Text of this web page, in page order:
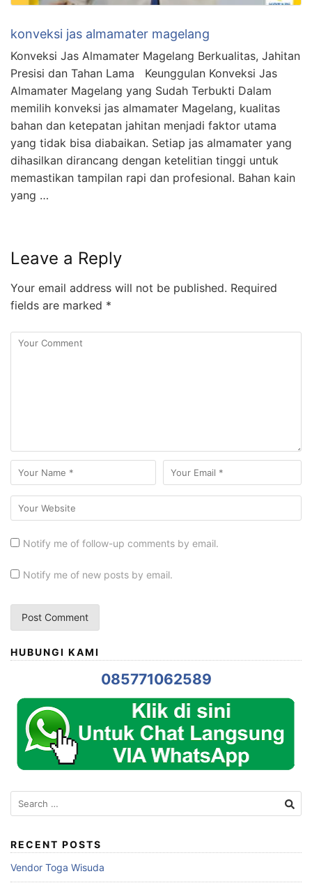
konveksi jas almamater magelang
Konveksi Jas Almamater Magelang Berkualitas, Jahitan
Presisi dan Tahan Lama Keunggulan Konveksi Jas
Almamater Magelang yang Sudah Terbukti Dalam
memilih konveksi jas almamater Magelang, kualitas
bahan dan ketepatan jahitan menjadi faktor utama
yang tidak bisa diabaikan. Setiap jas almamater yang
dihasilkan dirancang dengan ketelitian tinggi untuk
memastikan tampilan rapi dan profesional. Bahan kain
yang …
Leave a Reply
Your email address will not be published. Required
fields are marked *
Notify me of follow-up comments by email.
Notify me of new posts by email.
HUBUNGI KAMI
085771062589
Search
for:
RECENT POSTS
Vendor Toga Wisuda